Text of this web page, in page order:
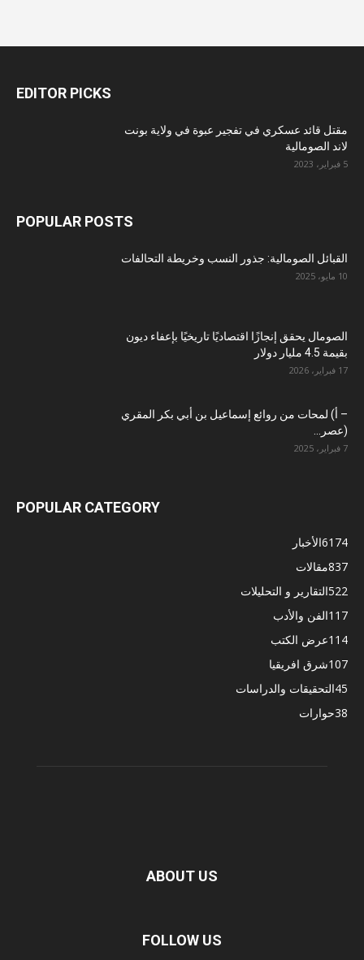
EDITOR PICKS
مقتل قائد عسكري في تفجير عبوة في ولاية بونت
لاند الصومالية
5 فبراير، 2023
POPULAR POSTS
القبائل الصومالية: جذور النسب وخريطة التحالفات
10 مايو، 2025
الصومال يحقق إنجازًا اقتصاديًا تاريخيًا بإعفاء ديون
بقيمة 4.5 مليار دولار
17 فبراير، 2026
– أ) لمحات من روائع إسماعيل بن أبي بكر المقري
(عصر...
7 فبراير، 2025
POPULAR CATEGORY
الأخبار6174
مقالات837
التقارير و التحليلات522
الفن والأدب117
عرض الكتب114
شرق افريقيا107
التحقيقات والدراسات45
حوارات38
ABOUT US
FOLLOW US